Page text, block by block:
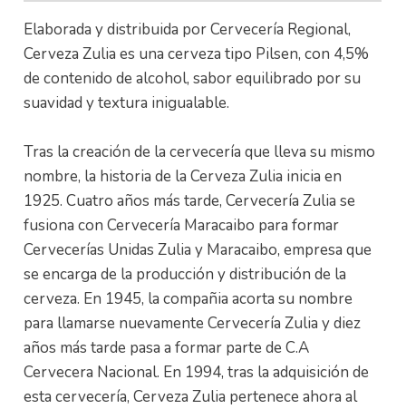
Elaborada y distribuida por Cervecería Regional,
Cerveza Zulia es una cerveza tipo Pilsen, con 4,5%
de contenido de alcohol, sabor equilibrado por su
suavidad y textura inigualable.
Tras la creación de la cervecería que lleva su mismo
nombre, la historia de la Cerveza Zulia inicia en
1925. Cuatro años más tarde, Cervecería Zulia se
fusiona con Cervecería Maracaibo para formar
Cervecerías Unidas Zulia y Maracaibo, empresa que
se encarga de la producción y distribución de la
cerveza. En 1945, la compañia acorta su nombre
para llamarse nuevamente Cervecería Zulia y diez
años más tarde pasa a formar parte de C.A
Cervecera Nacional. En 1994, tras la adquisición de
esta cervecería, Cerveza Zulia pertenece ahora al